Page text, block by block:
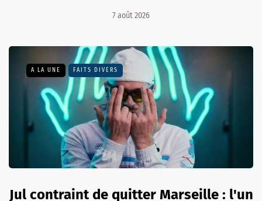
7 août 2026
A LA UNE FAITS DIVERS
Jul contraint de quitter Marseille : l'un